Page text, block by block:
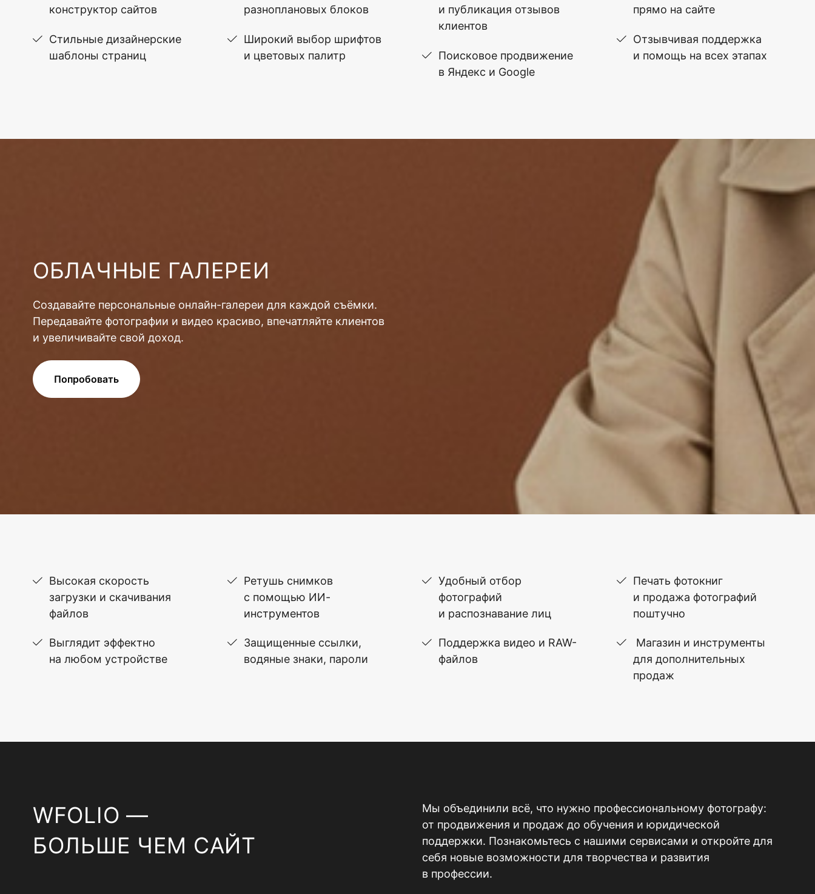
конструктор сайтов
Стильные дизайнерские
шаблоны страниц
разноплановых блоков
Широкий выбор шрифтов
и цветовых палитр
и публикация отзывов
клиентов
Поисковое продвижение
в Яндекс и Google
прямо на сайте
Отзывчивая поддержка
и помощь на всех этапах
ОБЛАЧНЫЕ ГАЛЕРЕИ
Создавайте персональные онлайн-галереи для каждой съёмки.
Передавайте фотографии и видео красиво, впечатляйте клиентов
и увеличивайте свой доход.
Попробовать
Высокая скорость
загрузки и скачивания
файлов
Выглядит эффектно
на любом устройстве
Ретушь снимков
с помощью ИИ-
инструментов
Защищенные ссылки,
водяные знаки, пароли
Удобный отбор
фотографий
и распознавание лиц
Поддержка видео и RAW-
файлов
Печать фотокниг
и продажа фотографий
поштучно
Магазин и инструменты
для дополнительных
продаж
WFOLIO —
БОЛЬШЕ ЧЕМ САЙТ
Мы объединили всё, что нужно профессиональному фотографу:
от продвижения и продаж до обучения и юридической
поддержки. Познакомьтесь с нашими сервисами и откройте для
себя новые возможности для творчества и развития
в профессии.